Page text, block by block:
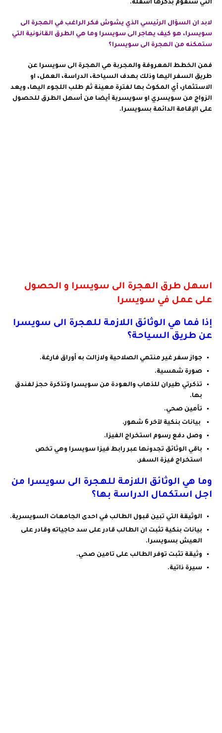
التي سنقوم بذكرها اسفله.
لابد ان السؤال الرئيسي الذي يشوش فكر الراغب في الهجرة الى
سويسرا، هو كيف يهاجر الى سويسرا وما هي الطرق القانونية التي
ستمكنه من الهجرة الى سويسرا؟
فمن الخطط المعروفة والمجربة هي الهجرة الى سويسرا عن
طريق السفر اليها وذلك بهدف السياحة، الدراسة، العمل، او
الاستثمار، أي المكوث بها لفترة معينة ثم طلب اللجوء اليها، ويعد
الزواج من سويسري او سويسرية أيضا من أسهل الطرق للحصول
على الإقامة الدائمة بسويسرا.
اسهل طرق الهجرة الى سويسرا و الحصول
على عمل في سويسرا
إذا فما هي الوثائق اللازمة للهجرة الى سويسرا
عن طريق السياحة؟
جواز سفر غير منتهي الصلاحية ولازالت به أوراق فارغة.
صورة شمسية.
تذكرتي طيران للذهاب والعودة من سويسرا وتذكرة حجز لفندق
بها.
تأمين صحي.
بيانات بنكية لآخر 6 شهور
.
وصل دفع رسوم استخراج الفيزا.
باقي الوثائق تجدونها عبر رابط فيزا سويسرا وهي تخص
استخراج فيزة السفر.
وما هي الوثائق اللازمة للهجرة الى سويسرا من
اجل استكمال الدراسة بها؟
الوثيقة التي تبين قبول الطالب في احدى الجامعات السويسرية.
بيانات بنكية تثبت ان الطالب قادر على سد حاجياته وقادر على
العيش بسويسرا.
وثيقة تثبت توفر الطالب على تامين صحي.
سيرة ذاتية.